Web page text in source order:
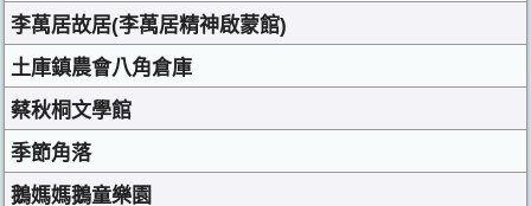
李萬居故居(李萬居精神啟蒙館)
土庫鎮農會八角倉庫
蔡秋桐文學館
季節角落
鵝媽媽鵝童樂園